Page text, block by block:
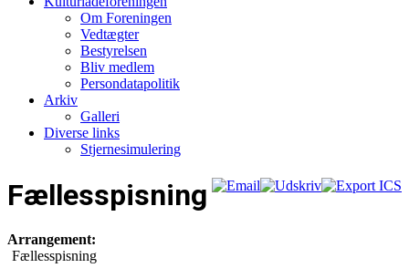
Om Foreningen
Vedtægter
Bestyrelsen
Bliv medlem
Persondatapolitik
Arkiv
Galleri
Diverse links
Stjernesimulering
Fællesspisning
Arrangement:
Fællesspisning